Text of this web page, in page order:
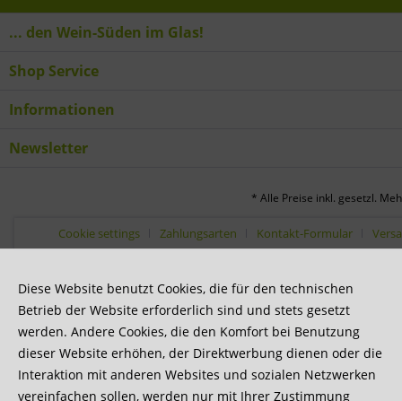
... den Wein-Süden im Glas!
Shop Service
Informationen
Newsletter
* Alle Preise inkl. gesetzl.
Cookie settings Zahlungsarten Kontakt-Formular
Diese Website benutzt Cookies, die für den technischen
Betrieb der Website erforderlich sind und stets gesetzt
werden. Andere Cookies, die den Komfort bei Benutzung
dieser Website erhöhen, der Direktwerbung dienen oder die
Interaktion mit anderen Websites und sozialen Netzwerken
vereinfachen sollen, werden nur mit Ihrer Zustimmung